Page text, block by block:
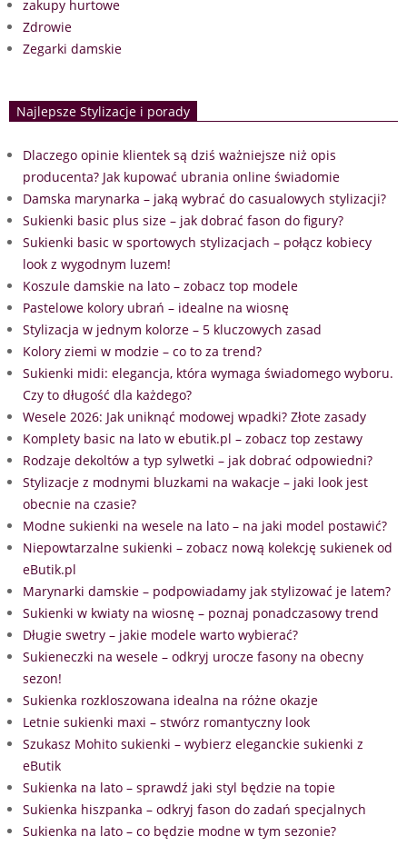
zakupy hurtowe
Zdrowie
Zegarki damskie
Najlepsze Stylizacje i porady
Dlaczego opinie klientek są dziś ważniejsze niż opis
producenta? Jak kupować ubrania online świadomie
Damska marynarka – jaką wybrać do casualowych stylizacji?
Sukienki basic plus size – jak dobrać fason do figury?
Sukienki basic w sportowych stylizacjach – połącz kobiecy
look z wygodnym luzem!
Koszule damskie na lato – zobacz top modele
Pastelowe kolory ubrań – idealne na wiosnę
Stylizacja w jednym kolorze – 5 kluczowych zasad
Kolory ziemi w modzie – co to za trend?
Sukienki midi: elegancja, która wymaga świadomego wyboru.
Czy to długość dla każdego?
Wesele 2026: Jak uniknąć modowej wpadki? Złote zasady
Komplety basic na lato w ebutik.pl – zobacz top zestawy
Rodzaje dekoltów a typ sylwetki – jak dobrać odpowiedni?
Stylizacje z modnymi bluzkami na wakacje – jaki look jest
obecnie na czasie?
Modne sukienki na wesele na lato – na jaki model postawić?
Niepowtarzalne sukienki – zobacz nową kolekcję sukienek od
eButik.pl
Marynarki damskie – podpowiadamy jak stylizować je latem?
Sukienki w kwiaty na wiosnę – poznaj ponadczasowy trend
Długie swetry – jakie modele warto wybierać?
Sukieneczki na wesele – odkryj urocze fasony na obecny
sezon!
Sukienka rozkloszowana idealna na różne okazje
Letnie sukienki maxi – stwórz romantyczny look
Szukasz Mohito sukienki – wybierz eleganckie sukienki z
eButik
Sukienka na lato – sprawdź jaki styl będzie na topie
Sukienka hiszpanka – odkryj fason do zadań specjalnych
Sukienka na lato – co będzie modne w tym sezonie?